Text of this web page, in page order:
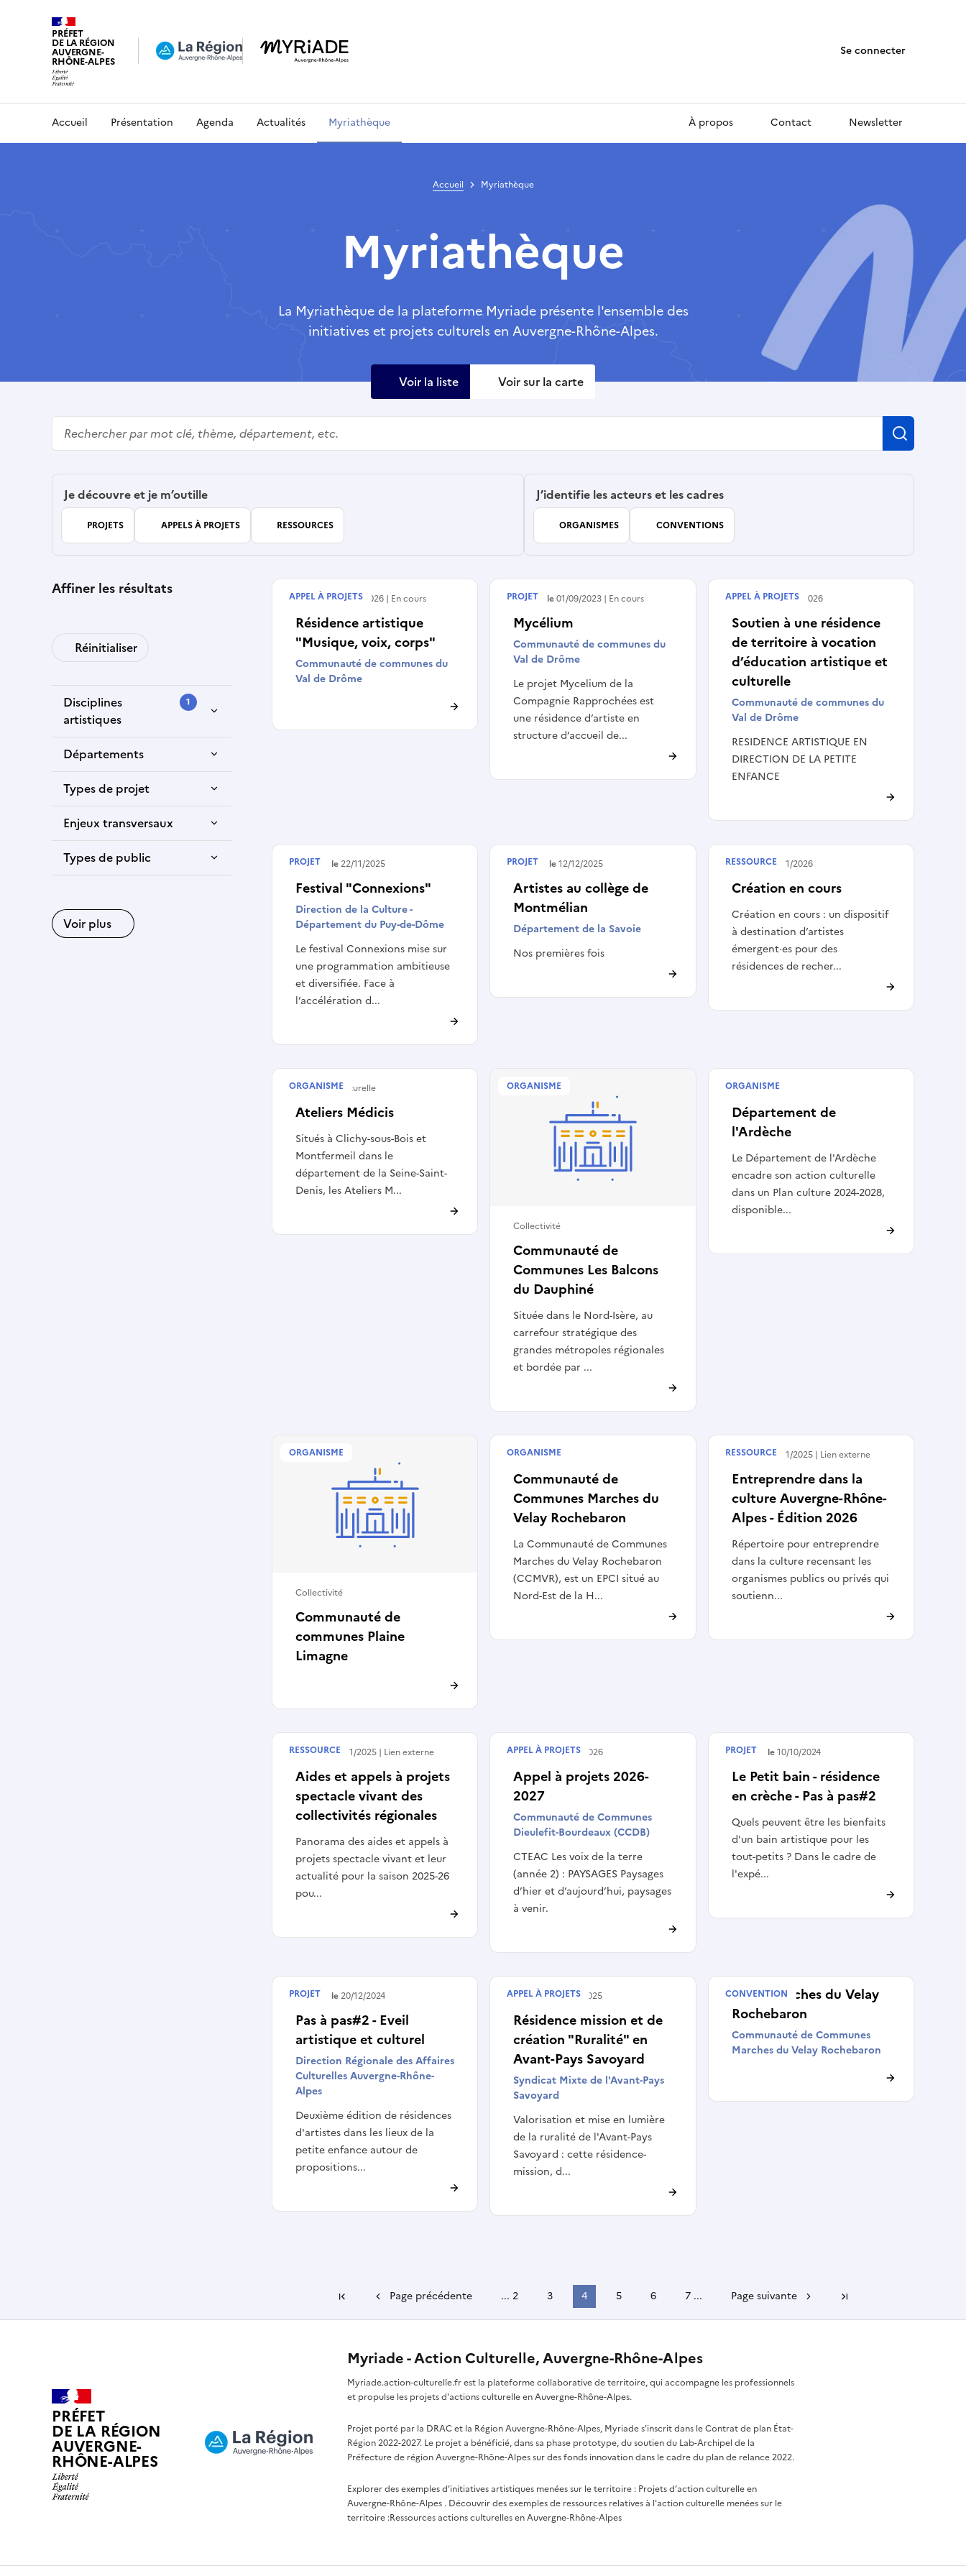
PRÉFET
DE LA RÉGION
AUVERGNE-
RHÔNE-ALPES
Se connecter
Accueil Présentation Agenda Actualités Myriathèque À propos Contact Newsletter
Accueil Myriathèque
Myriathèque
La Myriathèque de la plateforme Myriade présente l'ensemble des
initiatives et projets culturels en Auvergne-Rhône-Alpes.
Voir la liste Voir sur la carte
Je découvre et je m’outille
PROJETS APPELS À PROJETS RESSOURCES
J’identifie les acteurs et les cadres
ORGANISMES CONVENTIONS
Affiner les résultats
Réinitialiser
Disciplines
artistiques
1
Départements
Types de projet
Enjeux transversaux
Types de public
Voir plus
Résidence artistique
"Musique, voix, corps"
Communauté de communes du
Val de Drôme
Débute le15/06/2026 En cours
APPEL À PROJETS
Mycélium
Communauté de communes du
Val de Drôme
Le projet Mycelium de la
Compagnie Rapprochées est
une résidence d’artiste en
structure d’accueil de...
Débute le01/09/2023 En cours
PROJET
Soutien à une résidence
de territoire à vocation
d’éducation artistique et
culturelle
Communauté de communes du
Val de Drôme
RESIDENCE ARTISTIQUE EN
DIRECTION DE LA PETITE
ENFANCE
Terminé le30/05/2026
APPEL À PROJETS
Festival "Connexions"
Direction de la Culture -
Département du Puy-de-Dôme
Le festival Connexions mise sur
une programmation ambitieuse
et diversifiée. Face à
l’accélération d...
Terminé le22/11/2025
PROJET
Artistes au collège de
Montmélian
Département de la Savoie
Nos premières fois
Terminé le12/12/2025
PROJET
Création en cours
Création en cours : un dispositif
à destination d’artistes
émergent·es pour des
résidences de recher...
Publié le16/01/2026
RESSOURCE
Ateliers Médicis
Situés à Clichy-sous-Bois et
Montfermeil dans le
département de la Seine-Saint-
Denis, les Ateliers M...
Structure culturelle
ORGANISME
Communauté de
Communes Les Balcons
du Dauphiné
Située dans le Nord-Isère, au
carrefour stratégique des
grandes métropoles régionales
et bordée par ...
Collectivité
ORGANISME
Département de
l'Ardèche
Le Département de l'Ardèche
encadre son action culturelle
dans un Plan culture 2024-2028,
disponible...
Collectivité
ORGANISME
Communauté de
communes Plaine
Limagne
Collectivité
ORGANISME
Communauté de
Communes Marches du
Velay Rochebaron
La Communauté de Communes
Marches du Velay Rochebaron
(CCMVR), est un EPCI situé au
Nord-Est de la H...
Collectivité
ORGANISME
Entreprendre dans la
culture Auvergne-Rhône-
Alpes - Édition 2026
Répertoire pour entreprendre
dans la culture recensant les
organismes publics ou privés qui
soutienn...
Publié le27/11/2025 Lien externe
RESSOURCE
Aides et appels à projets
spectacle vivant des
collectivités régionales
Panorama des aides et appels à
projets spectacle vivant et leur
actualité pour la saison 2025-26
pou...
Publié le27/11/2025 Lien externe
RESSOURCE
Appel à projets 2026-
2027
Communauté de Communes
Dieulefit-Bourdeaux (CCDB)
CTEAC Les voix de la terre
(année 2) : PAYSAGES Paysages
d’hier et d’aujourd’hui, paysages
à venir.
Terminé le19/01/2026
APPEL À PROJETS
Le Petit bain - résidence
en crèche - Pas à pas#2
Quels peuvent être les bienfaits
d'un bain artistique pour les
tout-petits ? Dans le cadre de
l'expé...
Terminé le10/10/2024
PROJET
Pas à pas#2 - Eveil
artistique et culturel
Direction Régionale des Affaires
Culturelles Auvergne-Rhône-
Alpes
Deuxième édition de résidences
d'artistes dans les lieux de la
petite enfance autour de
propositions...
Terminé le20/12/2024
PROJET
Résidence mission et de
création "Ruralité" en
Avant-Pays Savoyard
Syndicat Mixte de l'Avant-Pays
Savoyard
Valorisation et mise en lumière
de la ruralité de l'Avant-Pays
Savoyard : cette résidence-
mission, d...
Terminé le12/11/2025
APPEL À PROJETS
VPCT Marches du Velay
Rochebaron
Communauté de Communes
Marches du Velay Rochebaron
CONVENTION
Première pagePage précédente ... 2 3 4 5 6 7 ... Page suivante Dernière page
PRÉFET
DE LA RÉGION
AUVERGNE-
RHÔNE-ALPES
Myriade - Action Culturelle, Auvergne-Rhône-Alpes
Myriade.action-culturelle.fr est la plateforme collaborative de territoire, qui accompagne les professionnels
et propulse les projets d'actions culturelle en Auvergne-Rhône-Alpes.
Projet porté par la DRAC et la Région Auvergne-Rhône-Alpes, Myriade s'inscrit dans le Contrat de plan État-
Région 2022-2027. Le projet a bénéficié, dans sa phase prototype, du soutien du Lab-Archipel de la
Préfecture de région Auvergne-Rhône-Alpes sur des fonds innovation dans le cadre du plan de relance 2022.
Explorer des exemples d’initiatives artistiques menées sur le territoire : Projets d’action culturelle en
Auvergne-Rhône-Alpes . Découvrir des exemples de ressources relatives à l'action culturelle menées sur le
territoire :Ressources actions culturelles en Auvergne-Rhône-Alpes